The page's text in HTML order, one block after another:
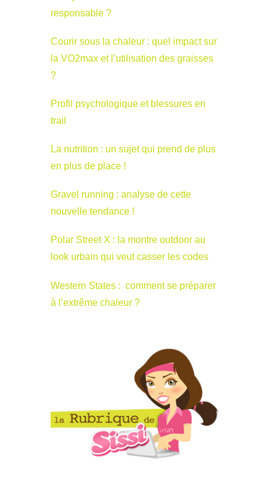
responsable ?
Courir sous la chaleur : quel impact sur
la VO2max et l’utilisation des graisses
?
Profil psychologique et blessures en
trail
La nutrition : un sujet qui prend de plus
en plus de place !
Gravel running : analyse de cette
nouvelle tendance !
Polar Street X : la montre outdoor au
look urbain qui veut casser les codes
Western States : comment se préparer
à l’extrême chaleur ?